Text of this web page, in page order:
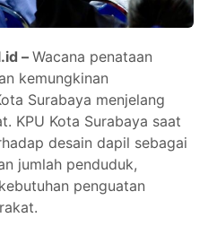
–Wacana penataan
kemungkinan
Surabaya menjelang
KPU Kota Surabaya saat
desain dapil sebagai
jumlah penduduk,
penguatan